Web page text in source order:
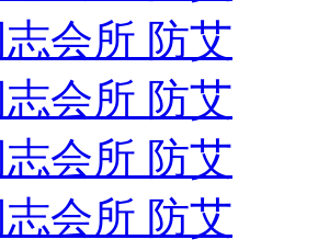
会所 防艾
会所 防艾
会所 防艾
会所 防艾